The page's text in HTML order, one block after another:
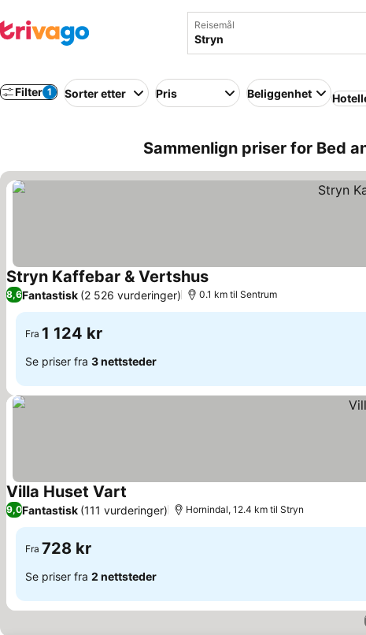
Reisemål
Filter 1 Sorter etter Pris Beliggenhet
Sammenlign priser for Bed
Stryn Kaffebar & Vertshus
8,6Fantastisk (2 526 vurderinger) 0.1 km til Sentrum
Fra 1 124 kr
Se priser fra 3 nettsteder
Villa Huset Vart
9,0Fantastisk (111 vurderinger) Hornindal, 12.4 km til Stryn
Fra 728 kr
Se priser fra 2 nettsteder